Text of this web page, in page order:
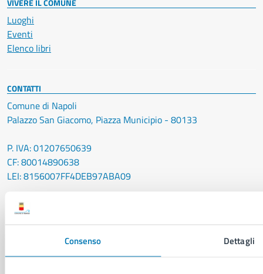
Consenso Dettagli
VIVERE IL COMUNE
Luoghi
Eventi
Elenco libri
CONTATTI
Comune di Napoli
Palazzo San Giacomo, Piazza Municipio - 80133
P. IVA: 01207650639
CF: 80014890638
LEI: 8156007FF4DEB97ABA09
Servizio Protocollo, URP e Albo Pretorio
PEC:urp@pec.comune.napoli.it
Leggi le FAQ